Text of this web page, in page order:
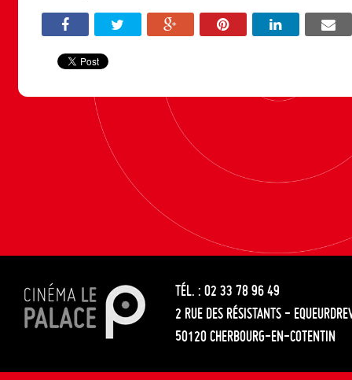
TÉL. : 02 33 78 96 49
2 RUE DES RÉSISTANTS -
50120 CHERBOURG-EN-COTENTIN